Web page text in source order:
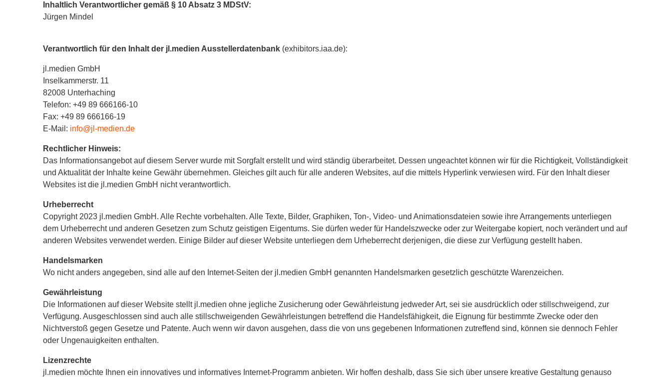
Inhaltlich Verantwortlicher gemäß § 10 Absatz 3 MDStV:
Jürgen Mindel
Verantwortlich für den Inhalt der jl.medien Ausstellerdatenbank (exhibitors.iaa.de):
jl.medien GmbH
Inselkammerstr. 11
82008 Unterhaching
Telefon: +49 89 666166-10
Fax: +49 89 666166-19
E-Mail: info@jl-medien.de
Rechtlicher Hinweis:
Das Informationsangebot auf diesem Server wurde mit Sorgfalt erstellt und wird ständig überarbeitet. Dessen ungeachtet können wir für die Richtigkeit, Vollständigkeit
und Aktualität der Inhalte keine Gewähr übernehmen. Gleiches gilt auch für alle anderen Websites, auf die mittels Hyperlink verwiesen wird. Für den Inhalt dieser
Websites ist die jl.medien GmbH nicht verantwortlich.
Urheberrecht
Copyright 2023 jl.medien GmbH. Alle Rechte vorbehalten. Alle Texte, Bilder, Graphiken, Ton-, Video- und Animationsdateien sowie ihre Arrangements unterliegen
dem Urheberrecht und anderen Gesetzen zum Schutz geistigen Eigentums. Sie dürfen weder für Handelszwecke oder zur Weitergabe kopiert, noch verändert und auf
anderen Websites verwendet werden. Einige Bilder auf dieser Website unterliegen dem Urheberrecht derjenigen, die diese zur Verfügung gestellt haben.
Handelsmarken
Wo nicht anders angegeben, sind alle auf den Internet-Seiten der jl.medien GmbH genannten Handelsmarken gesetzlich geschützte Warenzeichen.
Gewährleistung
Die Informationen auf dieser Website stellt jl.medien ohne jegliche Zusicherung oder Gewährleistung jedweder Art, sei sie ausdrücklich oder stillschweigend, zur
Verfügung. Ausgeschlossen sind auch alle stillschweigenden Gewährleistungen betreffend die Handelsfähigkeit, die Eignung für bestimmte Zwecke oder den
Nichtverstoß gegen Gesetze und Patente. Auch wenn wir davon ausgehen, dass die von uns gegebenen Informationen zutreffend sind, können sie dennoch Fehler
oder Ungenauigkeiten enthalten.
Lizenzrechte
jl.medien möchte Ihnen ein innovatives und informatives Internet-Programm anbieten. Wir hoffen deshalb, dass Sie sich über unsere kreative Gestaltung genauso